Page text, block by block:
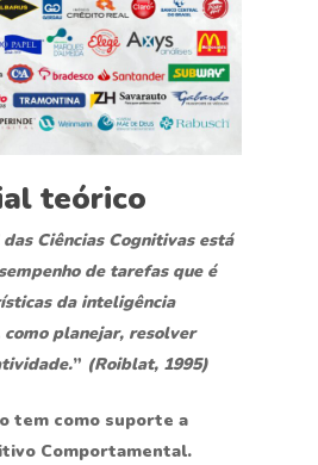
teórico
Ciências Cognitivas está
de tarefas que é
da inteligência
como planejar, resolver
” (Roiblat, 1995)
tem como suporte a
Comportamental.